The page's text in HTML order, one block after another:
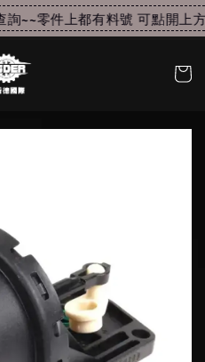
~~零件上都有料號 可點開上